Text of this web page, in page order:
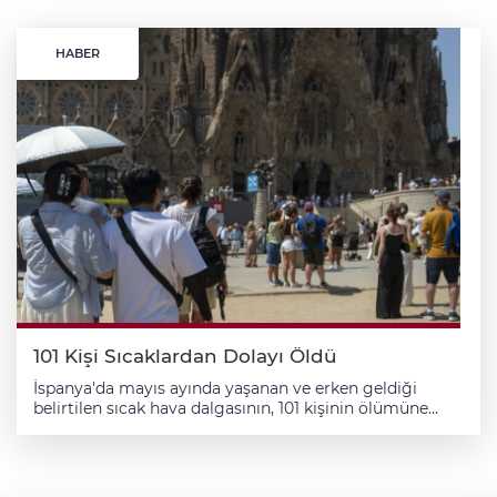
HABER
101 Kişi Sıcaklardan Dolayı Öldü
İspanya'da mayıs ayında yaşanan ve erken geldiği
belirtilen sıcak hava dalgasının, 101 kişinin ölümüne